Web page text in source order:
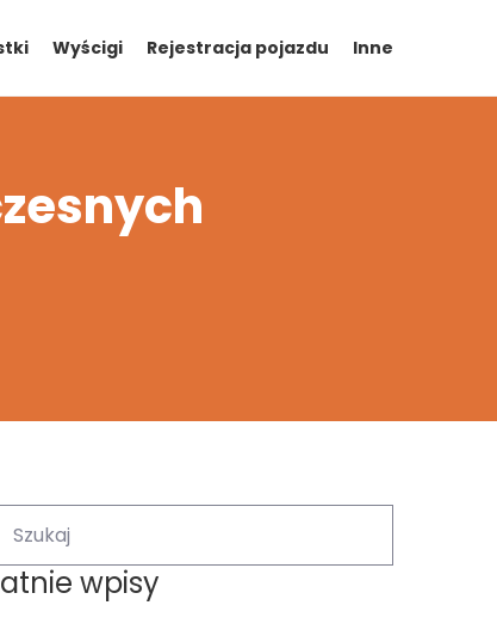
Wyścigi Rejestracja pojazdu Inne
wpisy